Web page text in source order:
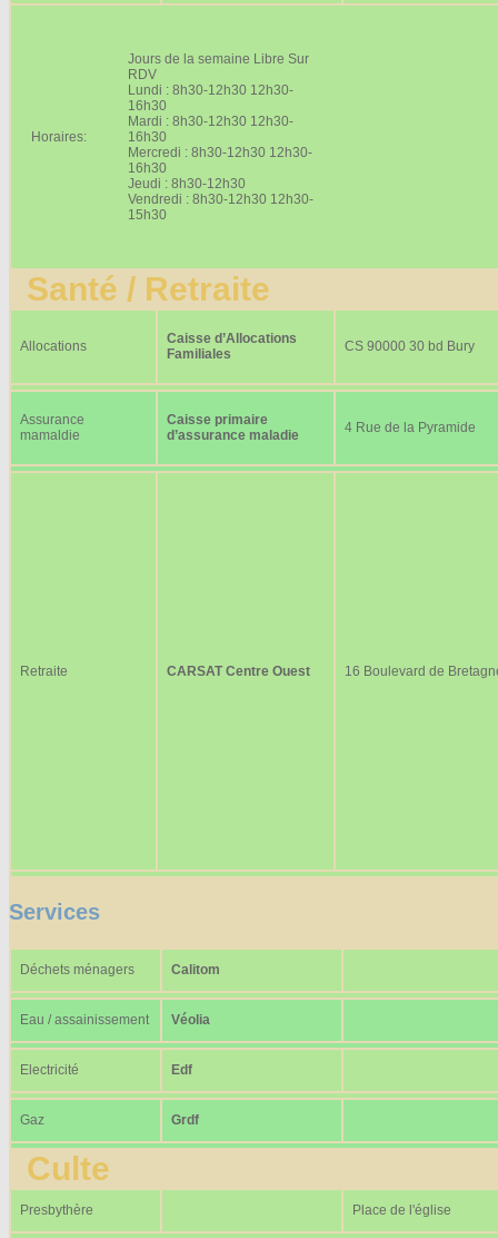
Horaires:
Jours de la semaine Libre Sur
RDV
Lundi : 8h30-12h30 12h30-
16h30
Mardi : 8h30-12h30 12h30-
16h30
Mercredi : 8h30-12h30 12h30-
16h30
Jeudi : 8h30-12h30
Vendredi : 8h30-12h30 12h30-
15h30
Santé / Retraite
Allocations
Caisse d’Allocations
Familiales
CS 90000 30 bd Bury
Assurance
mamaldie
Caisse primaire
d’assurance maladie
4 Rue de la Pyramide
Retraite CARSAT Centre Ouest 16 Boulevard de
Services
Déchets ménagers Calitom
Eau / assainissement Véolia
Electricité Edf
Gaz Grdf
Culte
Presbythère Place de l'église